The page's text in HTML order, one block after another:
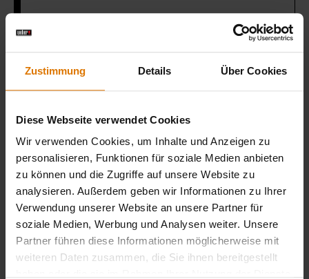
Zustimmung Details Über Cookies
Diese Webseite verwendet Cookies
Wir verwenden Cookies, um Inhalte und Anzeigen zu
personalisieren, Funktionen für soziale Medien anbieten
zu können und die Zugriffe auf unsere Website zu
analysieren. Außerdem geben wir Informationen zu Ihrer
Verwendung unserer Website an unsere Partner für
soziale Medien, Werbung und Analysen weiter. Unsere
Partner führen diese Informationen möglicherweise mit
weiteren Daten zusammen, die Sie ihnen bereitgestellt
1 Kopfsalat, in Streifen geschnitten
Drehspieß
LISTE DRUCKEN